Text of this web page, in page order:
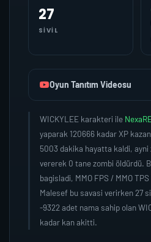
27
SIVIL
Oyun Tanıtım Videosu
WICKYLEE karakteri ile
yaparak 120666 kadar XP
5003 dakika hayatta kaldi, ayni
vererek 0 tane zombi öldürdü.
bagisladi, MMO FPS / MMO
Malesef bu savasi verirken 27
-9322 adet nama sahip olan
kadar kan akitti.